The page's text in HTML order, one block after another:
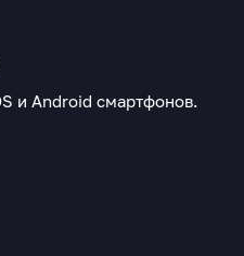
и Android смартфонов.